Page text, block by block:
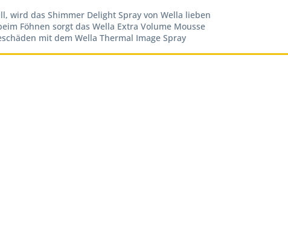
wird das Shimmer Delight Spray von Wella lieben
Föhnen sorgt das Wella Extra Volume Mousse
mit dem Wella Thermal Image Spray